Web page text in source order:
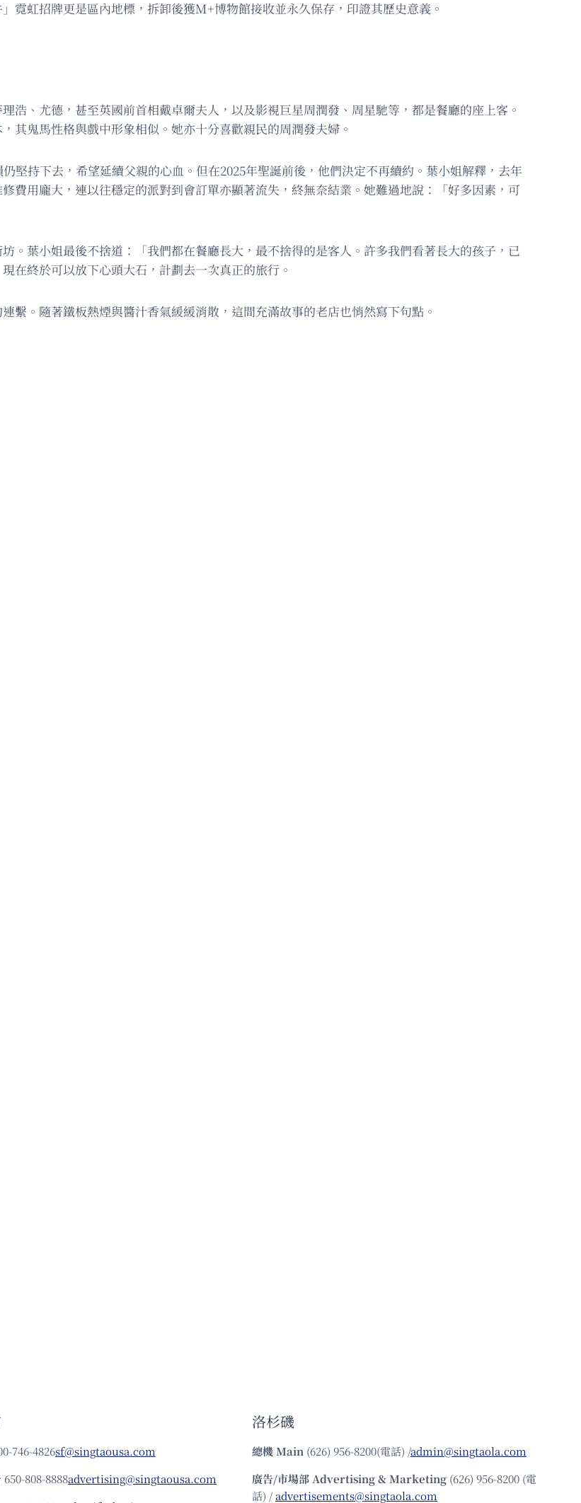
霓虹招牌更是區內地標，拆卸後獲M+博物館接收並永久保存，印證其歷史意義。
浩、尤德，甚至英國前首相戴卓爾夫人，以及影視巨星周潤發、周星馳等，都是餐廳的座上客。
其鬼馬性格與戲中形象相似。她亦十分喜歡親民的周潤發夫婦。
堅持下去，希望延續父親的心血。但在2025年聖誕前後，他們決定不再續約。葉小姐解釋，去年
費用龐大，連以往穩定的派對到會訂單亦顯著流失，終無奈結業。她難過地說：「好多因素，可
。葉小姐最後不捨道：「我們都在餐廳長大，最不捨得的是客人。許多我們看著長大的孩子，已
在終於可以放下心頭大石，計劃去一次真正的旅行。
繫。隨著鐵板熱煙與醬汁香氣緩緩消散，這間充滿故事的老店也悄然寫下句點。
746-4826sf@singtaousa.com
650-808-8888advertising@singtaousa.com
洛杉磯
總機Main (626) 956-8200(電話) /admin@singtaola.com
廣告/市場部Advertising & Marketing (626) 956-8200 (電
話) /advertisements@singtaola.com